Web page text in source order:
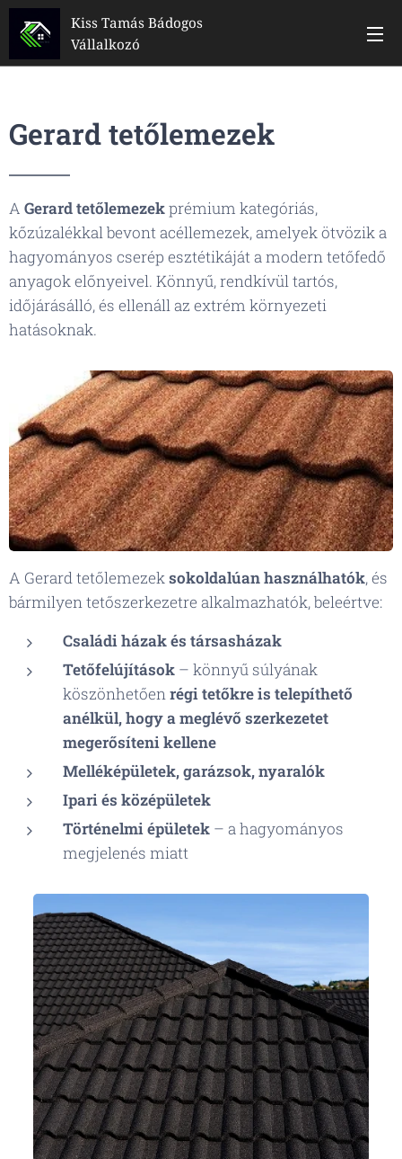
Kiss Tamás Bádogos
Vállalkozó
Gerard tetőlemezek
A Gerard tetőlemezekprémium kategóriás,
kőzúzalékkal bevont acéllemezek, amelyek ötvözik a
hagyományos cserép esztétikáját a modern tetőfedő
anyagok előnyeivel. Könnyű, rendkívül tartós,
időjárásálló, és ellenáll az extrém környezeti
hatásoknak.
A Gerard tetőlemezek sokoldalúan használhatók, és
bármilyen tetőszerkezetre alkalmazhatók, beleértve:
Családi házak és társasházak
Tetőfelújítások – könnyű súlyának
köszönhetően régi tetőkre is telepíthető
anélkül, hogy a meglévő szerkezetet
megerősíteni kellene
Melléképületek, garázsok, nyaralók
Ipari és középületek
Történelmi épületek – a hagyományos
megjelenés miatt